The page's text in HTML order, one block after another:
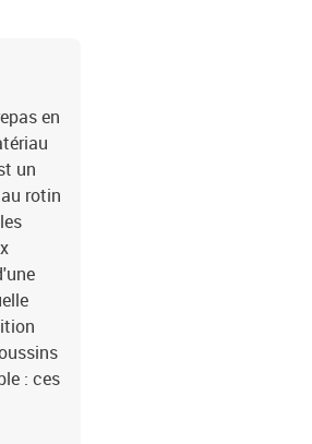
en
un
rotin
: ces